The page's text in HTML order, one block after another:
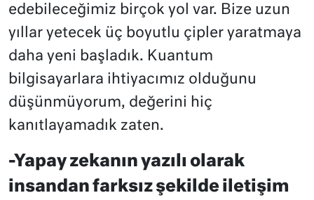
edebileceğimiz birçok yol var. Bize uzun
yıllar yetecek üç boyutlu çipler yaratmaya
daha yeni başladık. Kuantum
bilgisayarlara ihtiyacımız olduğunu
düşünmüyorum, değerini hiç
kanıtlayamadık zaten.
-Yapay zekanın yazılı olarak
insandan farksız şekilde iletişim